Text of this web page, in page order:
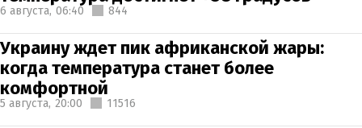
6 августа, 06:40 844
Украину ждет пик африканской жары:
когда температура станет более
комфортной
5 августа, 20:00 11516